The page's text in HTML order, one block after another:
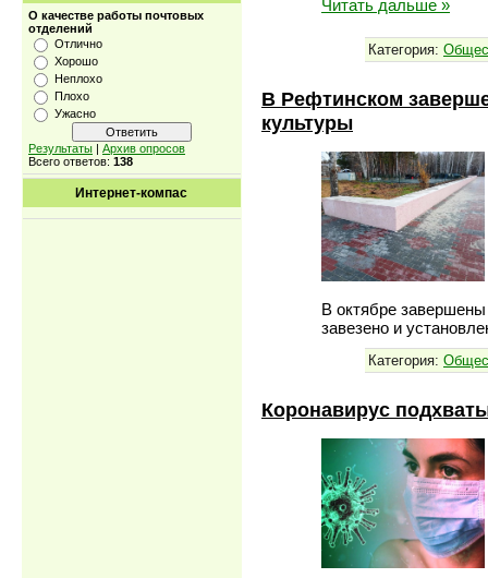
О качестве работы почтовых
отделений
Отлично
Хорошо
Неплохо
Плохо
Ужасно
Результаты | Архив опросов
Всего ответов: 138
Интернет-компас
Читать дальше »
Категория:
В Рефтинском
культуры
В октябре
завезено и
Категория:
Коронавирус